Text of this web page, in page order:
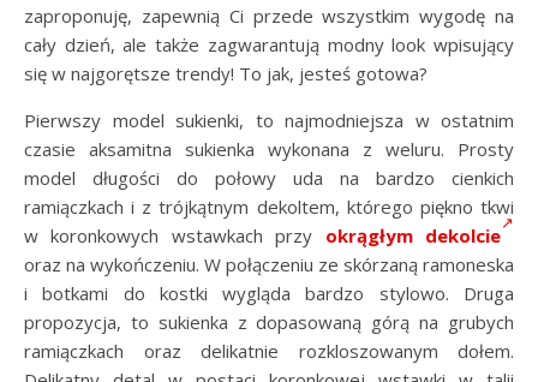
zaproponuję, zapewnią Ci przede wszystkim wygodę na
cały dzień, ale także zagwarantują modny look wpisujący
się w najgorętsze trendy! To jak, jesteś gotowa?
Pierwszy model sukienki, to najmodniejsza w ostatnim
czasie aksamitna sukienka wykonana z weluru. Prosty
model długości do połowy uda na bardzo cienkich
ramiączkach i z trójkątnym dekoltem, którego piękno tkwi
w koronkowych wstawkach przy okrągłym dekolcie
oraz na wykończeniu. W połączeniu ze skórzaną ramoneska
i botkami do kostki wygląda bardzo stylowo. Druga
propozycja, to sukienka z dopasowaną górą na grubych
ramiączkach oraz delikatnie rozkloszowanym dołem.